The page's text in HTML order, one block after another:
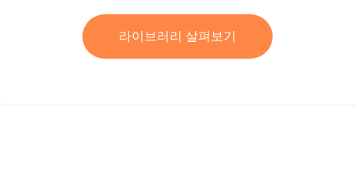
라이브러리 살펴보기